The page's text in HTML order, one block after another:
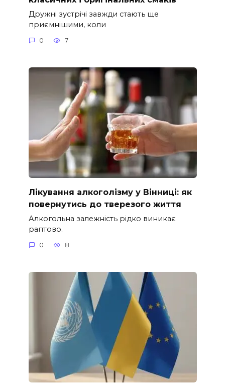
Дружні зустрічі завжди стають ще
приємнішими, коли
0 7
Лікування алкоголізму у Вінниці: як
повернутись до тверезого життя
Алкогольна залежність рідко виникає
раптово.
0 8